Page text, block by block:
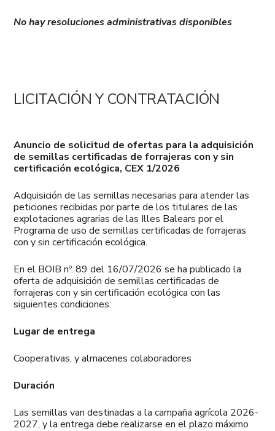
No hay resoluciones administrativas disponibles
LICITACIÓN Y CONTRATACIÓN
Anuncio de solicitud de ofertas para la adquisición
de semillas certificadas de forrajeras con y sin
certificación ecológica, CEX 1/2026
Adquisición de las semillas necesarias para atender las
peticiones recibidas por parte de los titulares de las
explotaciones agrarias de las Illes Balears por el
Programa de uso de semillas certificadas de forrajeras
con y sin certificación ecológica.
En el BOIB nº. 89 del 16/07/2026 se ha publicado la
oferta de adquisición de semillas certificadas de
forrajeras con y sin certificación ecológica con las
siguientes condiciones:
Lugar de entrega
Cooperativas, y almacenes colaboradores
Duración
Las semillas van destinadas a la campaña agrícola 2026-
2027, y la entrega debe realizarse en el plazo máximo